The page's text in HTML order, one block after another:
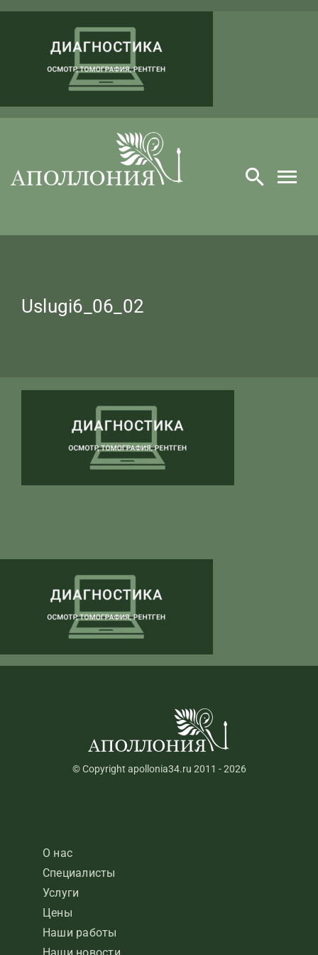
Uslugi6_06_02
© Copyright apollonia34.ru 2011 - 2026
О нас
Специалисты
Услуги
Цены
Наши работы
Наши новости